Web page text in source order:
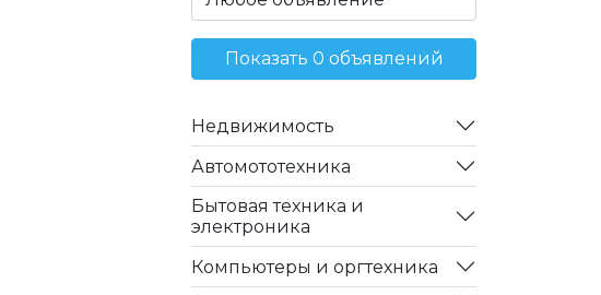
Показать 0 объявлений
Недвижимость
Автомототехника
Бытовая техника и
электроника
Компьютеры и оргтехника